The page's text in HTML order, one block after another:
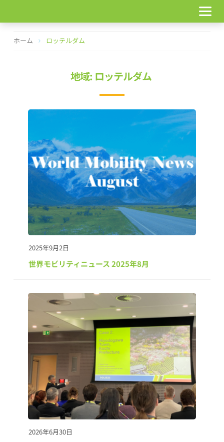
テ
ホーム ロッテルダム
地域: ロッテルダム
2025年9月2日
世界モビリティニュース 2025年8月
2026年6月30日